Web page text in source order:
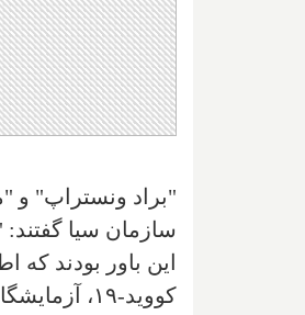
"براد ونستراپ" و
سازمان سیا
این باور بودند
کووید-۱۹،